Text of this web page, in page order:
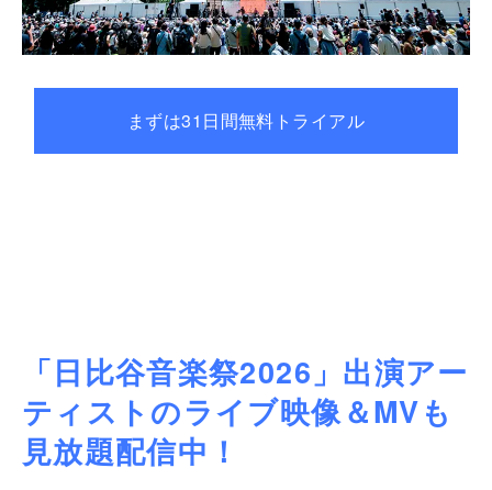
まずは31日間無料トライアル
「日比谷音楽祭2026」出演アー
ティストのライブ映像＆MVも
見放題配信中！